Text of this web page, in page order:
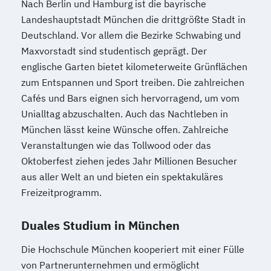
Soziale Arbeit & Management & Coaching
Nach Berlin und Hamburg ist die bayrische
Landeshauptstadt München die drittgrößte Stadt in
Deutschland. Vor allem die Bezirke Schwabing und
Maxvorstadt sind studentisch geprägt. Der
englische Garten bietet kilometerweite Grünflächen
zum Entspannen und Sport treiben. Die zahlreichen
Cafés und Bars eignen sich hervorragend, um vom
Unialltag abzuschalten. Auch das Nachtleben in
München lässt keine Wünsche offen. Zahlreiche
Veranstaltungen wie das Tollwood oder das
Oktoberfest ziehen jedes Jahr Millionen Besucher
aus aller Welt an und bieten ein spektakuläres
Freizeitprogramm.
Duales Studium in München
Die Hochschule München kooperiert mit einer Fülle
von Partnerunternehmen und ermöglicht